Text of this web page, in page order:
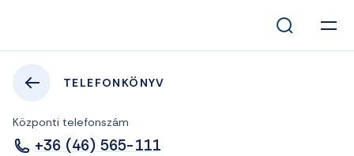
TELEFONKÖNYV
Központi telefonszám
+36 (46) 565-111